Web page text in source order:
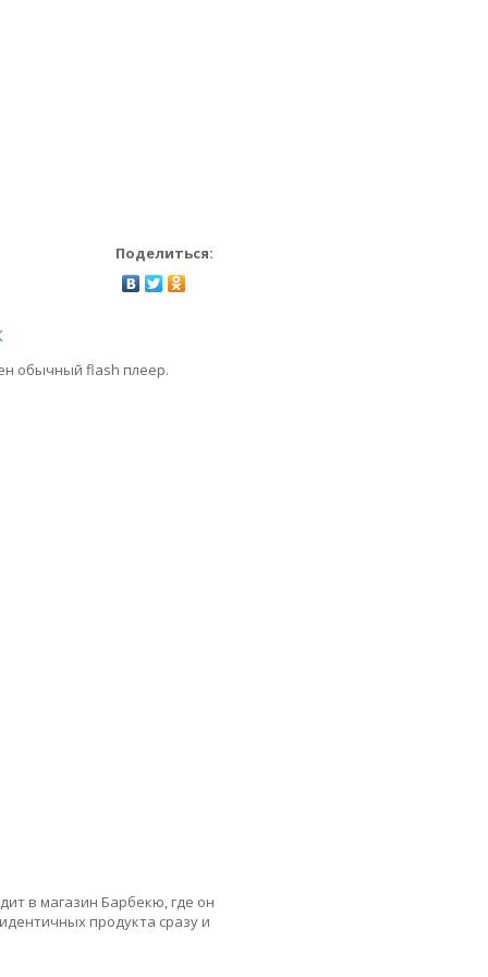
Поделиться:
обычный flash плеер.
в магазин Барбекю, где он
продукта сразу и